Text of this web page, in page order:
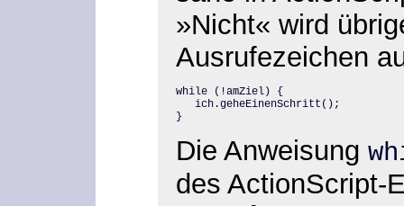
»Nicht« wird
Ausrufezeichen
while (!amZiel) {
   ich.geheEinenSchritt();
}
Die Anweisung
des ActionScript-